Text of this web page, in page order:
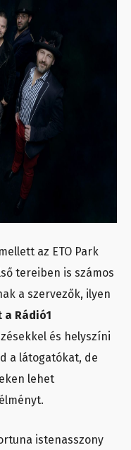
az ETO Park
tereiben is számos
a szervezők, ilyen
a Rádió1
és helyszíni
a látogatókat, de
lehet
istenasszony